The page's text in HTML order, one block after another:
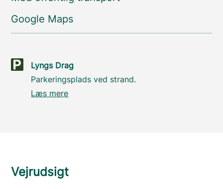
Google Maps
Lyngs Drag
Parkeringsplads ved strand.
Læs mere
Vejrudsigt